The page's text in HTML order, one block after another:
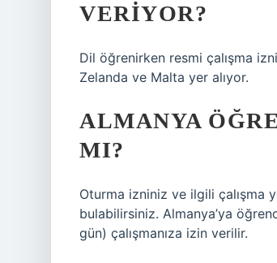
VERIYOR?
Dil öğrenirken resmi çalışma
Zelanda ve Malta yer alıyor.
ALMANYA
MI?
Oturma izniniz ve ilgili çalışma
bulabilirsiniz. Almanya’ya
gün) çalışmanıza izin verilir.